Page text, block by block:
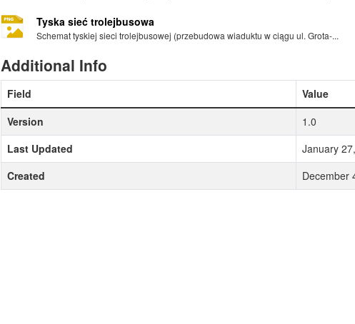
Tyska sieć trolejbusowa
Schemat tyskiej sieci trolejbusowej (przebudowa wiaduktu w ciągu ul. Grota-...
Additional Info
Field
Value
Version
1.0
Last Updated
January
Created
December